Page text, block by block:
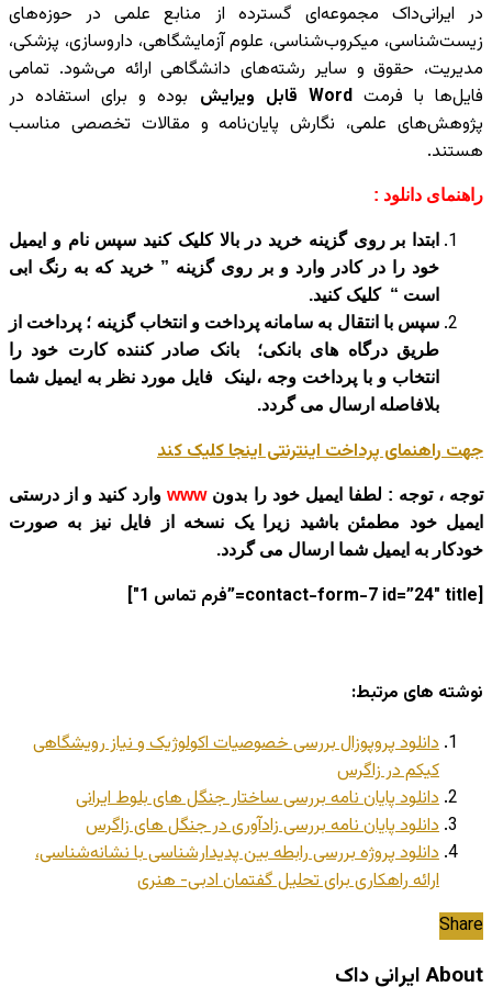
در ایرانی‌داک مجموعه‌ای گسترده از منابع علمی در حوزه‌های
زیست‌شناسی، میکروب‌شناسی، علوم آزمایشگاهی، داروسازی، پزشکی،
مدیریت، حقوق و سایر رشته‌های دانشگاهی ارائه می‌شود. تمامی
فایل‌ها با فرمتWord قابل ویرایش
بوده و برای استفاده در
پژوهش‌های علمی، نگارش پایان‌نامه و مقالات تخصصی مناسب
هستند.
راهنمای دانلود :
ابتدا بر روی گزینه خرید در بالا کلیک کنید سپس نام و ایمیل
خود را در کادر وارد و بر روی گزینه ” خرید که به رنگ ابی
است “ کلیک کنید.
سپس با انتقال به سامانه پرداخت و انتخاب گزینه ؛ پرداخت از
طریق درگاه های بانکی؛ بانک صادر کننده کارت خود را
انتخاب و با پرداخت وجه ،لینک فایل مورد نظر به ایمیل شما
بلافاصله ارسال می گردد.
جهت راهنمای پرداخت اینترنتی اینجا کلیک کند
توجه ، توجه : لطفا ایمیل خود را بدون www
وارد کنید و از درستی
ایمیل خود مطمئن باشید زیرا یک نسخه از فایل نیز به صورت
خودکار به ایمیل شما ارسال می گردد.
[contact-form-7 id=”24″ title=”فرم تماس 1″]
نوشته های مرتبط:
دانلود پروپوزال بررسی خصوصیات اکولوژیک و نیاز رویشگاهی
کیکم در زاگرس
دانلود پایان نامه بررسی ساختار جنگل های بلوط ایرانی
دانلود پایان نامه بررسی زادآوری در جنگل های زاگرس
دانلود پروژه بررسی رابطه بین پدیدار‌شناسی با نشانه‌شناسی،
ارائه راهکاری برای تحلیل گفتمان ادبی- هنری
Share
About ایرانی داک